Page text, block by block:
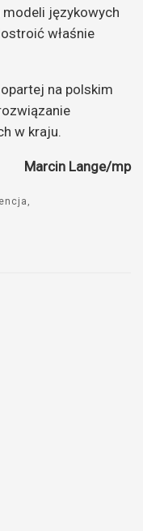
językowych
właśnie
na polskim
w kraju.
Marcin Lange/mp